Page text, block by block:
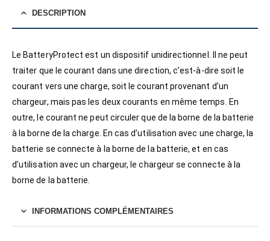
DESCRIPTION
Le BatteryProtect est un dispositif unidirectionnel. Il ne peut
traiter que le courant dans une direction, c’est-à-dire soit le
courant vers une charge, soit le courant provenant d’un
chargeur, mais pas les deux courants en même temps. En
outre, le courant ne peut circuler que de la borne de la batterie
à la borne de la charge. En cas d’utilisation avec une charge, la
batterie se connecte à la borne de la batterie, et en cas
d’utilisation avec un chargeur, le chargeur se connecte à la
borne de la batterie.
INFORMATIONS COMPLÉMENTAIRES